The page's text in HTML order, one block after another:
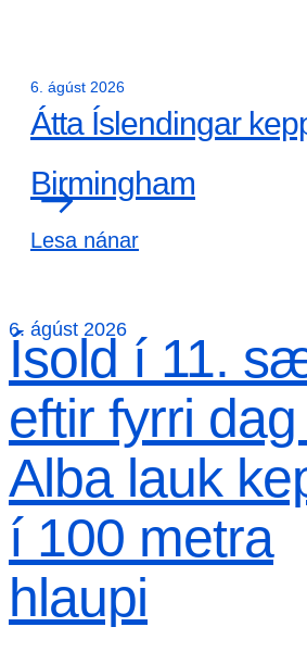
6. ágúst 2026
Átta Íslendingar
Birmingham
Lesa nánar
6. ágúst 2026
Ísold í 11.
eftir fyrri
Alba lauk
í 100 metra
hlaupi